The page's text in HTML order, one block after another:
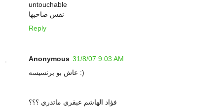
untouchable
نفس صاحبها
Reply
Anonymous 31/8/07 9:03 AM
عاش بو برنسيسه :)
فؤاد الهاشم عبقري ماتدري ؟؟؟